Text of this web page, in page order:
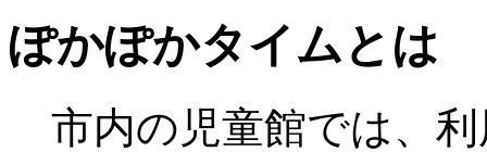
ぽかぽかタイムとは
市内の児童館では、利